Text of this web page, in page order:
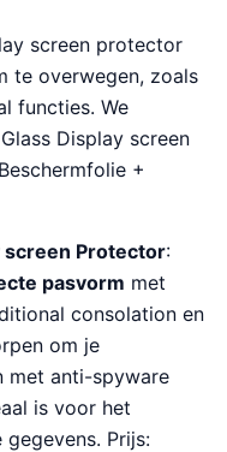
screen protector
te overwegen, zoals
functies. We
Display screen
+
screen Protector:
pasvorm met
consolation en
om je
met anti-spyware
is voor het
Prijs: